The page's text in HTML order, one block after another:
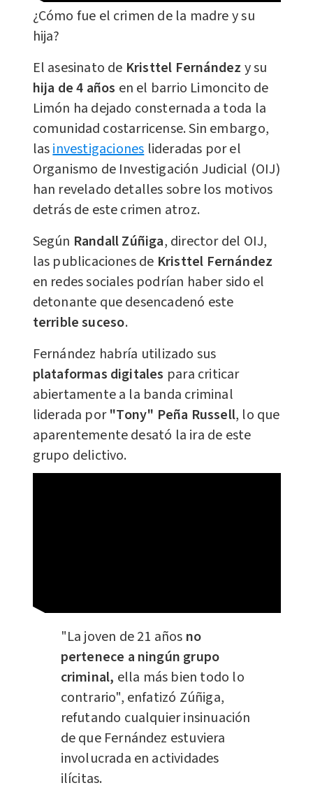
¿Cómo fue el crimen de la madre y su
hija?
El asesinato de Kristtel Fernández y su
hija de 4 años en el barrio Limoncito de
Limón ha dejado consternada a toda la
comunidad costarricense. Sin embargo,
lasinvestigacioneslideradas por el
Organismo de Investigación Judicial (OIJ)
han revelado detalles sobre los motivos
detrás de este crimen atroz.
Según Randall Zúñiga, director del OIJ,
las publicaciones de Kristtel Fernández
en redes sociales podrían haber sido el
detonante que desencadenó este
terrible suceso.
Fernández habría utilizado sus
plataformas digitales para criticar
abiertamente a la banda criminal
liderada por"Tony" Peña Russell, lo que
aparentemente desató la ira de este
grupo delictivo.
"La joven de 21 años no
pertenece a ningún grupo
criminal, ella más bien todo lo
contrario", enfatizó Zúñiga,
refutando cualquier insinuación
de que Fernández estuviera
involucrada en actividades
ilícitas.